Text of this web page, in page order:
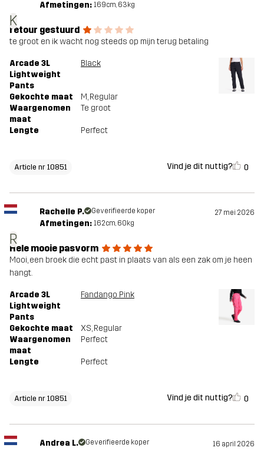
K
Afmetingen: 169cm, 63kg
retour gestuurd
te groot en ik wacht nog steeds op mijn terug betaling
Arcade 3L
Lightweight
Pants
Black
Gekochte maat M, Regular
Waargenomen
maat
Te groot
Lengte Perfect
Article nr 10851 Vind je dit nuttig? 0
R
Rachelle P. Geverifieerde koper 27 mei 2026
Afmetingen: 162cm, 60kg
Hele mooie pasvorm
Mooi, een broek die echt past in plaats van als een zak om je heen
hangt.
Arcade 3L
Lightweight
Pants
Fandango Pink
Gekochte maat XS, Regular
Waargenomen
maat
Perfect
Lengte Perfect
Article nr 10851 Vind je dit nuttig? 0
Andrea L. Geverifieerde koper 16 april 2026